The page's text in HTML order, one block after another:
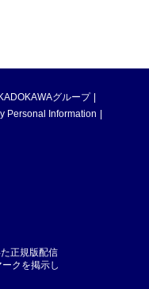
グループ
Personal Information
正規版配信
クを掲示し